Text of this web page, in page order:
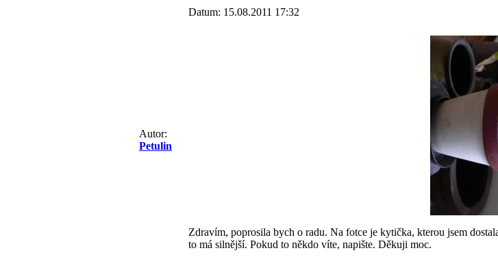
Autor:
Petulin
Datum: 15.08.2011 17:32
Zdravím, poprosila bych o radu. Na fotce je kytička, kterou jsem
to má silnější. Pokud to někdo víte, napište. Děkuji moc.